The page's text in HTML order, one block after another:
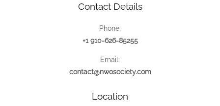
Contact Details
Phone:
+1 910-626-85255
Email:
contact@nwosociety.com
Location